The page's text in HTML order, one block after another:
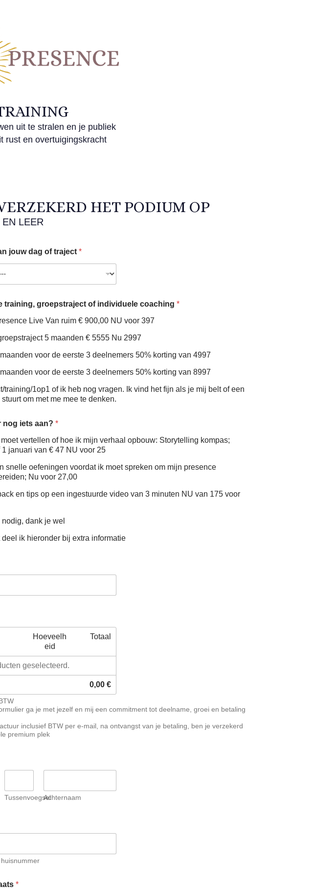
uit te stralen en je publiek
rust en overtuigingskracht
HET PODIUM OP
LEER
jouw dag of traject *
training, groepstraject of individuele coaching *
Training PodiumPresence Live Van ruim € 900,00 NU voor 397
5 maanden € 5555 Nu 2997
voor de eerste 3 deelnemers 50% korting van 4997
voor de eerste 3 deelnemers 50% korting van 8997
training/1op1 of ik heb nog vragen. Ik vind het fijn als je mij belt of een
om met me mee te denken.
nog iets aan? *
moet vertellen of hoe ik mijn verhaal opbouw: Storytelling kompas;
januari van € 47 NU voor 25
snelle oefeningen voordat ik moet spreken om mijn presence
Nu voor 27,00
en tips op een ingestuurde video van 3 minuten NU van 175 voor
nodig, dank je wel
deel ik hieronder bij extra informatie
Hoeveelh
eid
Totaal
geselecteerd.
0,00 €
ga je met jezelf en mij een commitment tot deelname, groei en betaling
inclusief BTW per e-mail, na ontvangst van je betaling, ben je verzekerd
premium plek
TussenvoegselAchternaam
*